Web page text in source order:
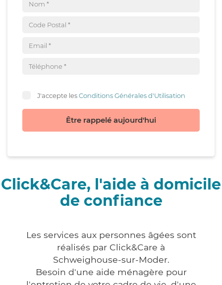
J'accepte lesConditions Générales d'Utilisation
Être rappelé aujourd'hui
Click&Care, l'aide à domicile
de confiance
Les services aux personnes âgées sont
réalisés par Click&Care à
Schweighouse-sur-Moder.
Besoin d'une aide ménagère pour